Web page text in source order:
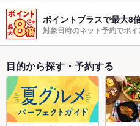
ポイントプラスで最大8
対象日時のネット予約でポ
目的から探す・予約する